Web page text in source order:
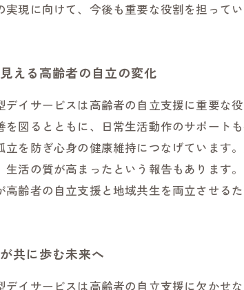
現に向けて、今後も重要な役割を担ってい
える高齢者の自立の変化
イサービスは高齢者の自立支援に重要な
図るとともに、日常生活動作のサポート
立を防ぎ心身の健康維持につなげていま
活の質が高まったという報告もあります
齢者の自立支援と地域共生を両立させる
共に歩む未来へ
デイサービスは高齢者の自立支援に欠かせ